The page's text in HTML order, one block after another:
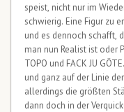
speist, nicht nur im
schwierig. Eine Figur zu
und es dennoch schafft,
man nun Realist ist oder
TOPO und FACK JU
und ganz auf der Linie
allerdings die größten
dann doch in der